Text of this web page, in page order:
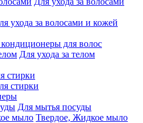
ухода за волосами и кожей
для волос
Для ухода за телом
стирки
стирки
Для мытья посуды
Твердое, Жидкое мыло